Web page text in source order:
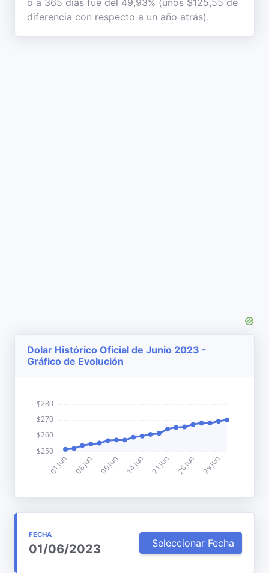
o a 365 días fue del 49,93% (unos $125,55 de
diferencia con respecto a un año atrás).
Dolar Histórico Oficial de Junio 2023 -
Gráfico de Evolución
FECHA
01/06/2023 Seleccionar Fecha